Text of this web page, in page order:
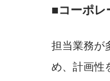
■コーポレ
担当業務が
め、計画性